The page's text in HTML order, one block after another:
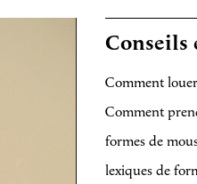
Conseils
Comment
Comment
formes de
lexiques de